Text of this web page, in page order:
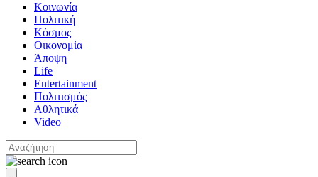
Κοινωνία
Πολιτική
Κόσμος
Οικονομία
Άποψη
Life
Entertainment
Πολιτισμός
Αθλητικά
Video